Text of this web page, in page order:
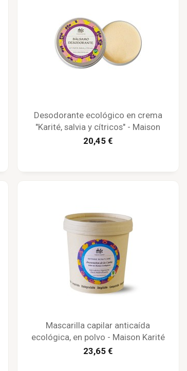
Desodorante ecológico en crema
"Karité, salvia y cítricos" - Maison
Karité
20,45 €
Mascarilla capilar anticaída
ecológica, en polvo - Maison Karité
23,65 €